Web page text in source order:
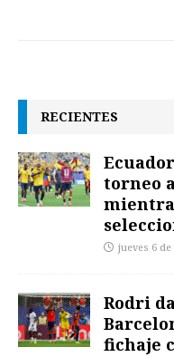
RECIENTES
torneo
jueves 6 de
Rodri
fichaje